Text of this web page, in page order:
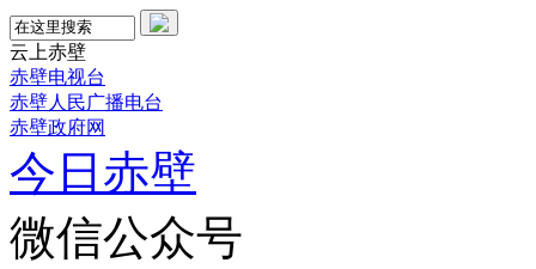
云上赤壁
赤壁电视台
赤壁人民广播电台
赤壁政府网
今日赤壁
微信公众号